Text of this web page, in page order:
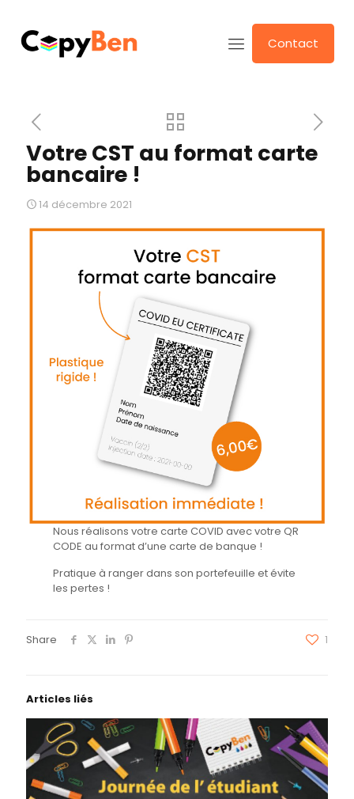
Contact
Votre CST au format carte
bancaire !
14 décembre 2021
Nous réalisons votre carte COVID avec votre QR
CODE au format d’une carte de banque !
Pratique à ranger dans son portefeuille et évite
les pertes !
Share 1
Articles liés